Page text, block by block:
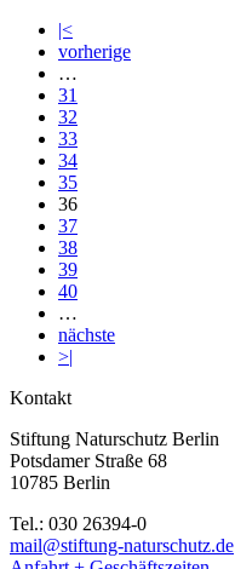
|<
vorherige
…
31
32
33
34
35
36
37
38
39
40
…
nächste
>|
Kontakt
Stiftung Naturschutz Berlin
Potsdamer Straße 68
10785 Berlin
Tel.: 030 26394-0
mail@stiftung-naturschutz.de